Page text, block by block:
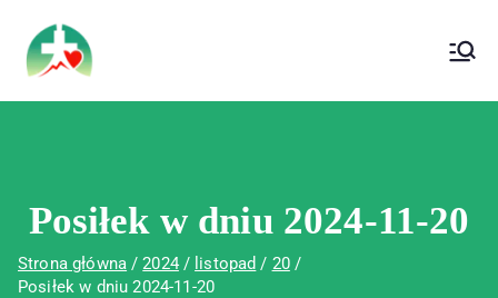
Wojewódzki Szpital Specjalistyczny im.
Św. Rafała w Czerwonej Górze
Posiłek w dniu 2024-11-20
Strona główna 2024 listopad
20
Posiłek w dniu 2024-11-20